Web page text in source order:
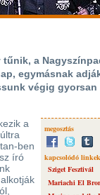
tűnik, a
egymásnak
végig gyorsan
megosztás
kapcsolódó linkek
Sziget Fesztivál
Mariachi El
a
ben
író